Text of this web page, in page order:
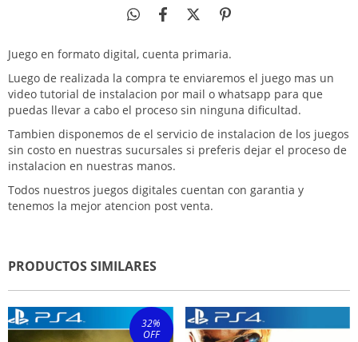
Juego en formato digital, cuenta primaria.
Luego de realizada la compra te enviaremos el juego mas un
video tutorial de instalacion por mail o whatsapp para que
puedas llevar a cabo el proceso sin ninguna dificultad.
Tambien disponemos de el servicio de instalacion de los juegos
sin costo en nuestras sucursales si preferis dejar el proceso de
instalacion en nuestras manos.
Todos nuestros juegos digitales cuentan con garantia y
tenemos la mejor atencion post venta.
PRODUCTOS SIMILARES
32%
OFF